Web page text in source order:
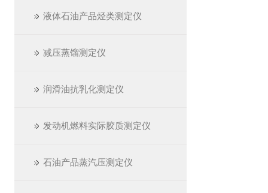
液体石油产品烃类测定仪
减压蒸馏测定仪
润滑油抗乳化测定仪
发动机燃料实际胶质测定仪
石油产品蒸汽压测定仪